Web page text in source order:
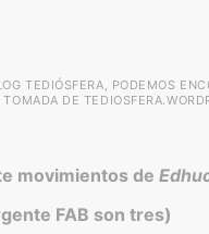
TEDIÓSFERA, PODEMOS
DE
movimientos de
FAB son tres)